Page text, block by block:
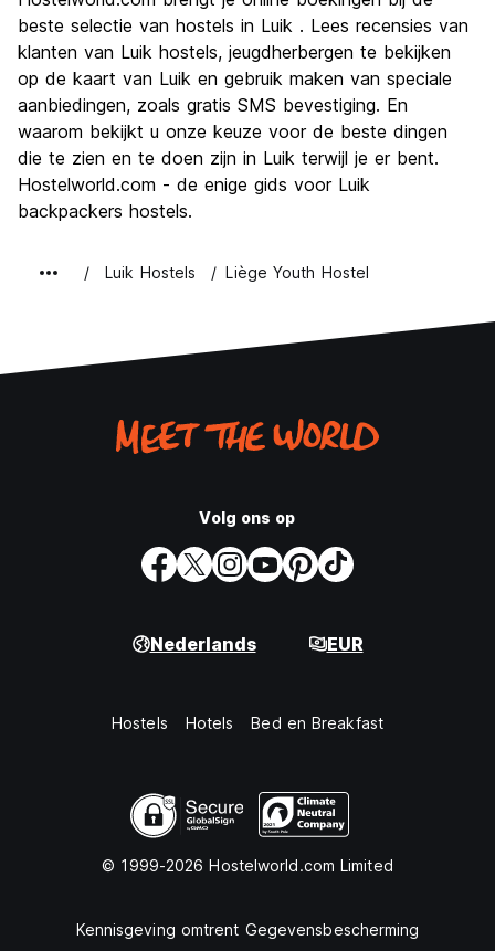
Cultuur
8.7
Uitgaan
7.3
Waarde voor uw geld
8.0
beste selectie van hostels in Luik . Lees recensies van
klanten van Luik hostels, jeugdherbergen te bekijken
op de kaart van Luik en gebruik maken van speciale
aanbiedingen, zoals gratis SMS bevestiging. En
waarom bekijkt u onze keuze voor de beste dingen
die te zien en te doen zijn in Luik terwijl je er bent.
Hostelworld.com - de enige gids voor Luik
backpackers hostels.
Luik Hostels Liège Youth Hostel
Volg ons op
Nederlands EUR
Hostels Hotels Bed en Breakfast
© 1999-2026 Hostelworld.com Limited
Kennisgeving omtrent Gegevensbescherming